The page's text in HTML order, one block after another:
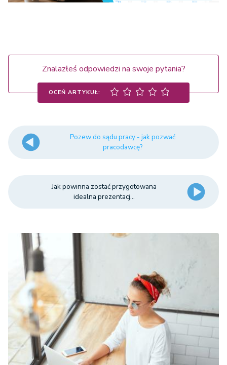
Znalazłeś odpowiedzi na swoje pytania?
OCEŃ ARTYKUŁ:
Pozew do sądu pracy - jak pozwać
pracodawcę?
Jak powinna zostać przygotowana
idealna prezentacj...